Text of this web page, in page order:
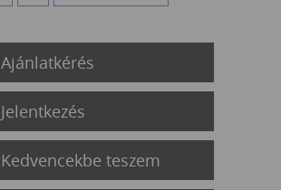
Ajánlatkérés
Jelentkezés
Kedvencekbe teszem